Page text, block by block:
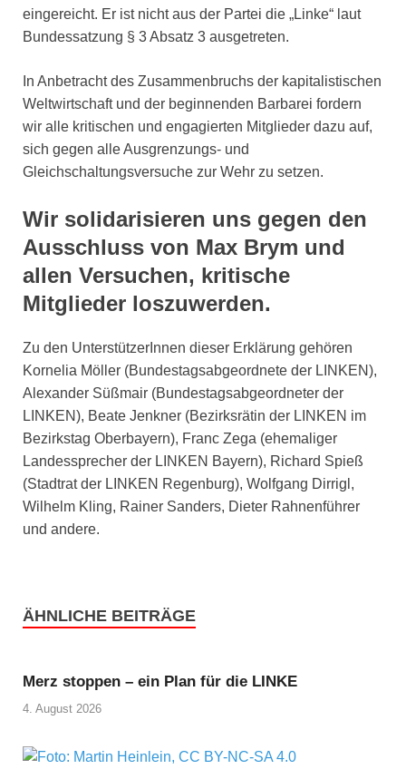
eingereicht. Er ist nicht aus der Partei die „Linke“ laut
Bundessatzung § 3 Absatz 3 ausgetreten.
In Anbetracht des Zusammenbruchs der kapitalistischen
Weltwirtschaft und der beginnenden Barbarei fordern
wir alle kritischen und engagierten Mitglieder dazu auf,
sich gegen alle Ausgrenzungs- und
Gleichschaltungsversuche zur Wehr zu setzen.
Wir solidarisieren uns gegen den
Ausschluss von Max Brym und
allen Versuchen, kritische
Mitglieder loszuwerden.
Zu den UnterstützerInnen dieser Erklärung gehören
Kornelia Möller (Bundestagsabgeordnete der LINKEN),
Alexander Süßmair (Bundestagsabgeordneter der
LINKEN), Beate Jenkner (Bezirksrätin der LINKEN im
Bezirkstag Oberbayern), Franc Zega (ehemaliger
Landessprecher der LINKEN Bayern), Richard Spieß
(Stadtrat der LINKEN Regenburg), Wolfgang Dirrigl,
Wilhelm Kling, Rainer Sanders, Dieter Rahnenführer
und andere.
ÄHNLICHE BEITRÄGE
Merz stoppen – ein Plan für die LINKE
4. August 2026